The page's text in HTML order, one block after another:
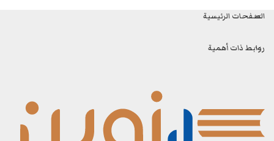
الصفحات الرئيسية
روابط ذات أهمية